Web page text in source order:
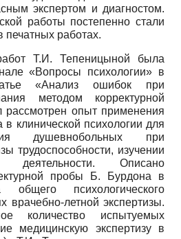
экспертом и диагностом.
работы постепенно стали
печатных работах.
Т.И. Тепеницыной была
«Вопросы психологии» в
«Анализ ошибок при
методом корректурной
опыт применения
в клинической психологии для
душевнобольных при
трудоспособности, изучении
Описано
пробы Б. Бурдона в
общего психологического
врачебно-летной экспертизы.
количество испытуемых
медицинскую экспертизу в